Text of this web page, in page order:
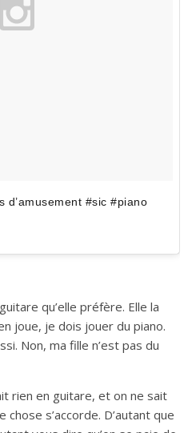
d’amusement #sic #piano
qu’elle préfère. Elle la
joue, je dois jouer du piano.
Non, ma fille n’est pas du
rien en guitare, et on ne sait
s’accorde. D’autant que